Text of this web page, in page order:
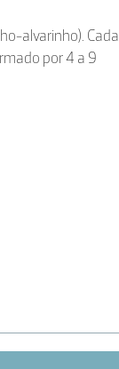
alvarinho). Cada
por 4 a 9